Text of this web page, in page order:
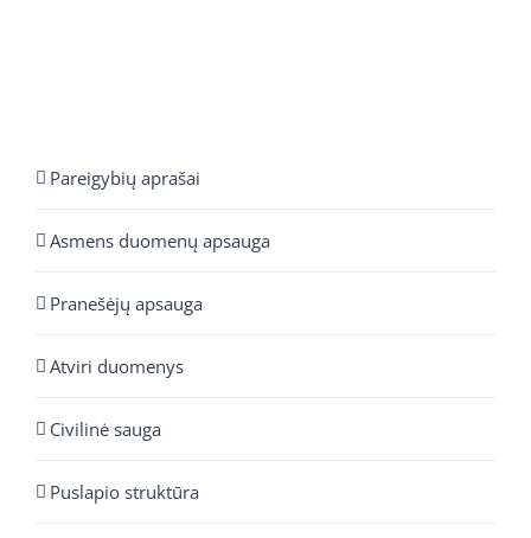
Pareigybių aprašai
Asmens duomenų apsauga
Pranešėjų apsauga
Atviri duomenys
Civilinė sauga
Puslapio struktūra